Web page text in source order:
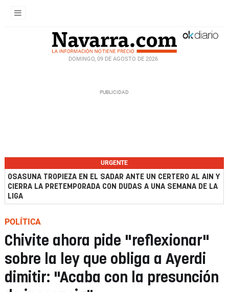
DOMINGO, 09 DE AGOSTO DE 2026
URGENTE
OSASUNA TROPIEZA EN EL SADAR ANTE UN CERTERO AL AIN Y
CIERRA LA PRETEMPORADA CON DUDAS A UNA SEMANA DE LA
LIGA
POLÍTICA
Chivite ahora pide "reflexionar"
sobre la ley que obliga a Ayerdi
dimitir: "Acaba con la presunción